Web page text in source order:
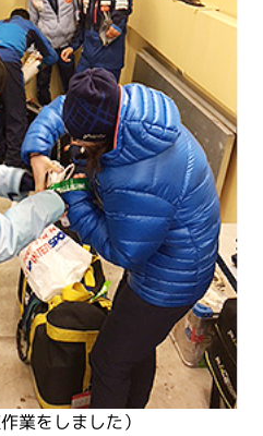
業をしました）